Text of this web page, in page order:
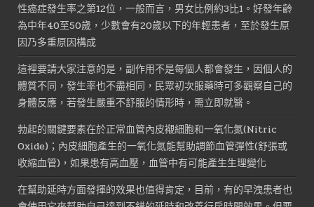
性癌症發生率之第12位，一般而言，男女比例約3比1。好發年齡
為中年40至50歲，少數會有20歲以下的年輕患者，至於發生原
因乃多重原因構成
這裡要請大家注意的是，副作用不是每個人都會發生，因個人的
體質不同，發生率也不盡相同，民眾初次服藥時可多觀察自己的
身體反應，若發生嚴重不舒服的情形時，需立即就醫。
勃起的關鍵要素在於正常血管內皮襯細胞和一氧化氮(Nitric
Oxide)；內皮細胞產生的一氧化氮能幫助調節血管彈性(舒張或
收縮血管)，如果患有高血壓，血管中有可能產生生理變化
在幫助延時方面發揮的效果也值得肯定，目前，有的早洩患者也